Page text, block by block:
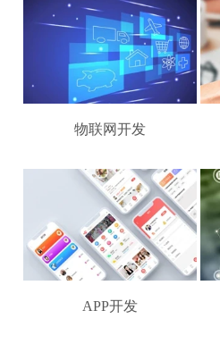
物联网开发
APP开发